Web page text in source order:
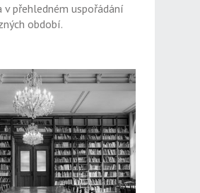
v přehledném uspořádání
období.